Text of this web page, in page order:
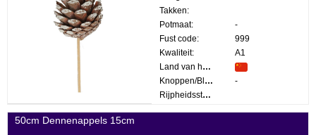
Takken:
Potmaat:
-
Fust code:
999
Kwaliteit:
A1
Land van herkomst:
Knoppen/Bloemen:
-
Rijpheidsstadium:
50cm Dennenappels 15cm